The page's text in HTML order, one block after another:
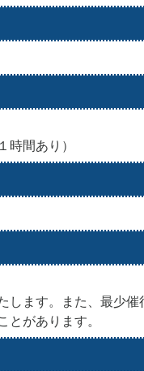
時間あり）
します。また、最少催
があります。